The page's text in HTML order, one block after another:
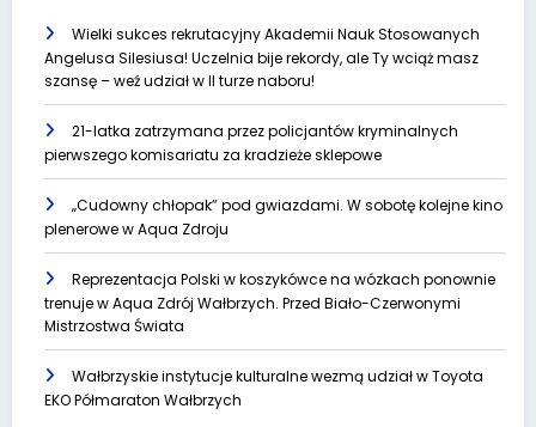
Wielki sukces rekrutacyjny Akademii Nauk Stosowanych
Angelusa Silesiusa! Uczelnia bije rekordy, ale Ty wciąż masz
szansę – weź udział w II turze naboru!
21-latka zatrzymana przez policjantów kryminalnych
pierwszego komisariatu za kradzieże sklepowe
„Cudowny chłopak” pod gwiazdami. W sobotę kolejne kino
plenerowe w Aqua Zdroju
Reprezentacja Polski w koszykówce na wózkach ponownie
trenuje w Aqua Zdrój Wałbrzych. Przed Biało-Czerwonymi
Mistrzostwa Świata
Wałbrzyskie instytucje kulturalne wezmą udział w Toyota
EKO Półmaraton Wałbrzych